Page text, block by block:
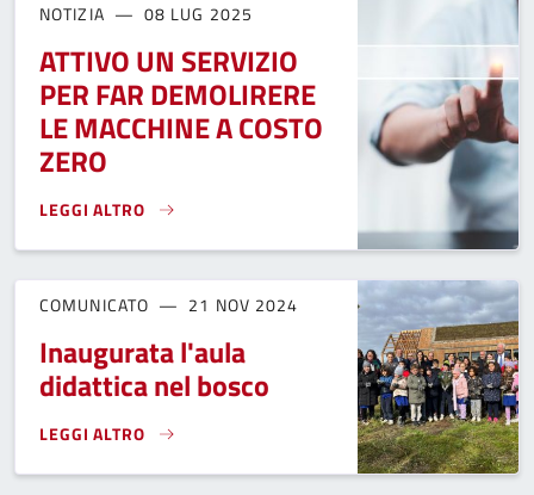
NOTIZIA 08 LUG 2025
ATTIVO UN SERVIZIO
PER FAR DEMOLIRERE
LE MACCHINE A COSTO
ZERO
LEGGI ALTRO
ATTIVO UN SERVIZIO PER FAR DEMOLIRERE LE MACCHINE A
COMUNICATO 21 NOV 2024
Inaugurata l'aula
didattica nel bosco
LEGGI ALTRO
INAUGURATA L'AULA DIDATTICA NEL BOSCO}